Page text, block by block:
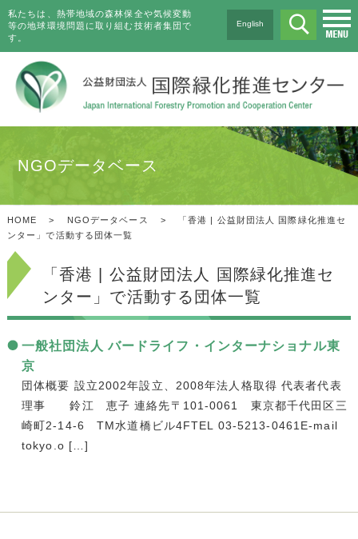
私たちは、熱帯地域の森林保全や気候変動
等の地球環境問題に取り組む技術者集団で
す。
English
NGOデータベース
HOME > NGOデータベース >
「香港 | 公益財団法人 国際緑化推進セ
ンター」で活動する団体一覧
「香港 | 公益財団法人 国際緑化推進セ
ンター」で活動する団体一覧
一般社団法人 バードライフ・インターナショナル東
京
団体概要 設立2002年設立、2008年法人格取得 代表者代表
理事 鈴江 恵子 連絡先〒101-0061 東京都千代田区三
崎町2-14-6 TM水道橋ビル4FTEL 03-5213-0461E-mail
tokyo.o […]